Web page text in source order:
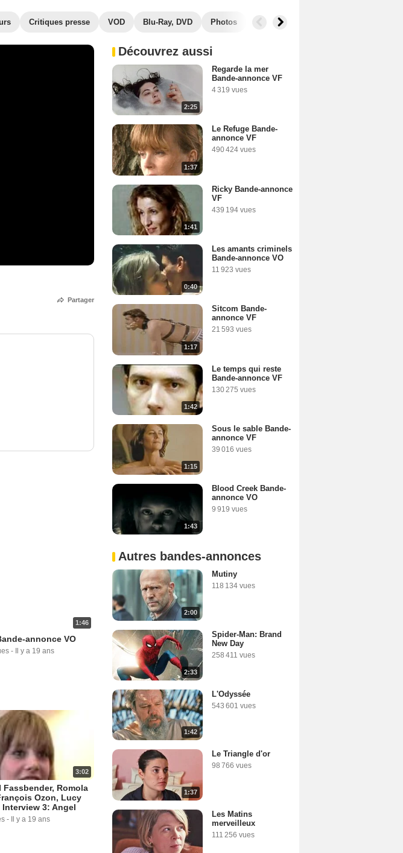
Critiques presse VOD Blu-Ray, DVD Photos Secrets de tournage
Partager
1:46
annonce VO
- Il y a 19 ans
3:02
Fassbender, Romola
Ozon, Lucy
Interview 3: Angel
- Il y a 19 ans
Découvrez aussi
2:25
Regarde la mer
Bande-annonce VF
4 319 vues
1:37
Le Refuge Bande-
annonce VF
490 424 vues
1:41
Ricky Bande-annonce
VF
439 194 vues
0:40
Les amants criminels
Bande-annonce VO
11 923 vues
1:17
Sitcom Bande-
annonce VF
21 593 vues
1:42
Le temps qui reste
Bande-annonce VF
130 275 vues
1:15
Sous le sable Bande-
annonce VF
39 016 vues
1:43
Blood Creek Bande-
annonce VO
9 919 vues
Autres bandes-annonces
2:00
Mutiny
118 134 vues
2:33
Spider-Man: Brand
New Day
258 411 vues
1:42
L'Odyssée
543 601 vues
1:37
Le Triangle d'or
98 766 vues
Les Matins
merveilleux
111 256 vues